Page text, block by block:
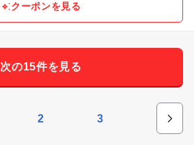
クーポンを見る
次の15件を見る
2 3